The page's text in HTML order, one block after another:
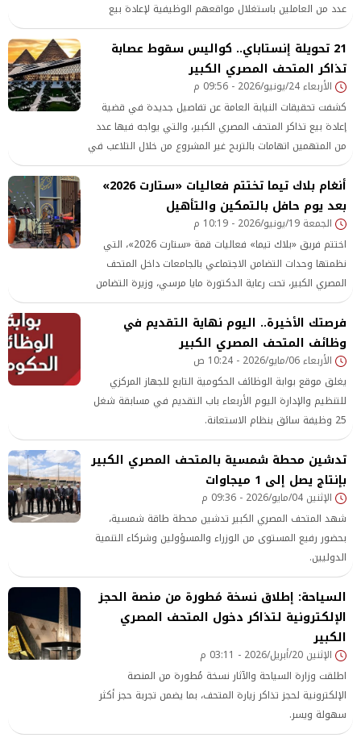
عدد من العاملين باستغلال مواقعهم الوظيفية لإعادة بيع
تذاكر دخول الزائرين الأجانب والاستيلاء على قيمتها، بإجمالي
بلغ نحو 4.9 مليون جنيه21 تحويلة إنستاباي.. كواليس سقوط عصابة
تذاكر المتحف المصري الكبير
الأربعاء 24/يونيو/2026 - 09:56 م
كشفت تحقيقات النيابة العامة عن تفاصيل جديدة في قضية
إعادة بيع تذاكر المتحف المصري الكبير، والتي يواجه فيها عدد
من المتهمين اتهامات بالتربح غير المشروع من خلال التلاعب في
منظومة دخول الزائرين، والاستيلاء على مبالغ مالية تجاوزت 4
ملايين و900 ألف جنيه.
أنغام بلاك تيما تختتم فعاليات «ستارت 2026»
بعد يوم حافل بالتمكين والتأهيل
الجمعة 19/يونيو/2026 - 10:19 م
اختتم فريق «بلاك تيما» فعاليات قمة «ستارت 2026»، التي
نظمتها وحدات التضامن الاجتماعي بالجامعات داخل المتحف
المصري الكبير، تحت رعاية الدكتورة مايا مرسي، وزيرة التضامن
الاجتماعي، وذلك وسط تفاعل كبير من آلاف الشباب والطلاب
المشاركين في الحدث. وشهد الحفل الختامي حالة من الحماس
والتفاعل مع الأغاني المميزة
فرصتك الأخيرة.. اليوم نهاية التقديم في
وظائف المتحف المصري الكبير
الأربعاء 06/مايو/2026 - 10:24 ص
يغلق موقع بوابة الوظائف الحكومية التابع للجهاز المركزي
للتنظيم والإدارة اليوم الأربعاء باب التقديم في مسابقة شغل
25 وظيفة سائق بنظام الاستعانة.
تدشين محطة شمسية بالمتحف المصري الكبير
بإنتاج يصل إلى 1 ميجاوات
الإثنين 04/مايو/2026 - 09:36 م
شهد المتحف المصري الكبير تدشين محطة طاقة شمسية،
بحضور رفيع المستوى من الوزراء والمسؤولين وشركاء التنمية
الدوليين.
السياحة: إطلاق نسخة مُطورة من منصة الحجز
الإلكترونية لتذاكر دخول المتحف المصري
الكبير
الإثنين 20/أبريل/2026 - 03:11 م
اطلقت وزارة السياحة والآثار نسخة مُطورة من المنصة
الإلكترونية لحجز تذاكر زيارة المتحف، بما يضمن تجربة حجز أكثر
سهولة ويسر.